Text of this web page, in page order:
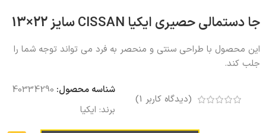
جا دستمالی حصیری ایکیا CISSAN سایز 22×13
این محصول با طراحی سنتی و منحصر به فرد می تواند توجه شما را
جلب کند.
(دیدگاه کاربر 1
)
شناسه محصول: 40334290
برند: ایکیا